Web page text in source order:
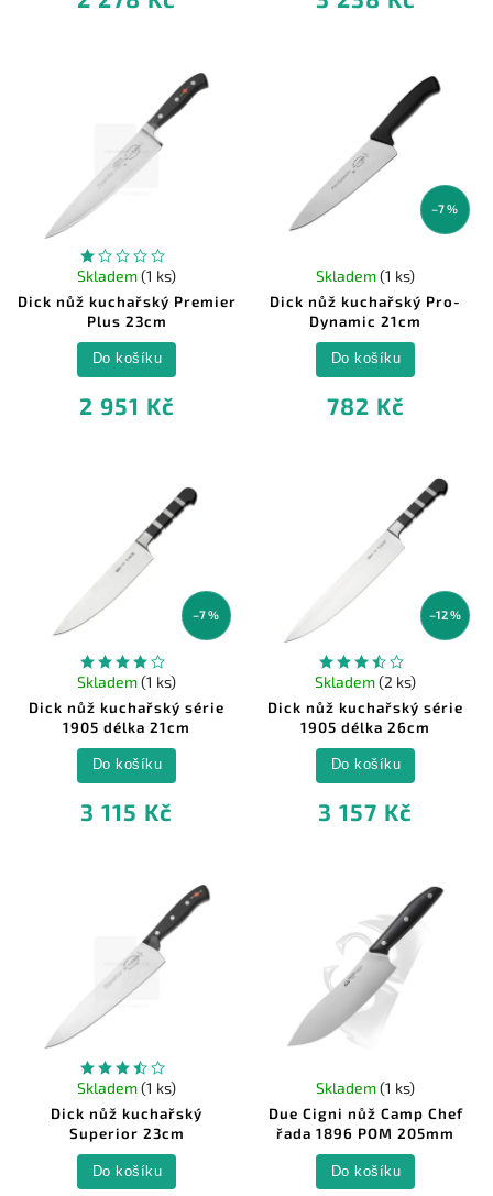
Dick nůž kuchařský Premier
Plus 23cm
Skladem(1 ks)
2 951 Kč
Do košíku
–7 %
Dick nůž kuchařský Pro-
Dynamic 21cm
Skladem(1 ks)
782 Kč
Do košíku
–7 %
Dick nůž kuchařský série
1905 délka 21cm
Skladem(1 ks)
3 115 Kč
Do košíku
–12 %
Dick nůž kuchařský série
1905 délka 26cm
Skladem(2 ks)
3 157 Kč
Do košíku
Dick nůž kuchařský
Superior 23cm
Skladem(1 ks)
Do košíku
Due Cigni nůž Camp Chef
řada 1896 POM 205mm
Skladem(1 ks)
Do košíku